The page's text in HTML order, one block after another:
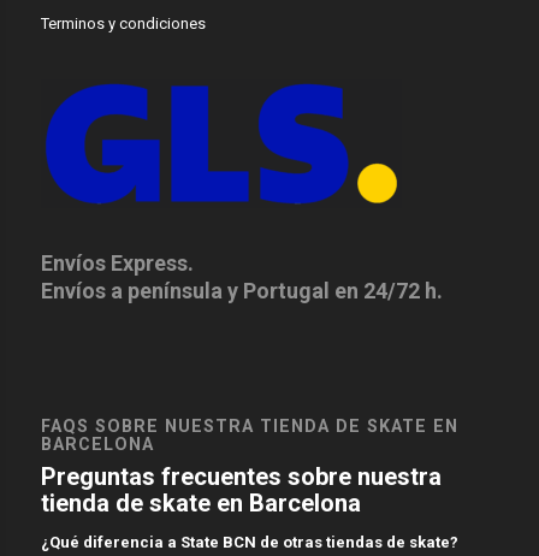
Terminos y condiciones
Envíos Express.
Envíos a península y Portugal en 24/72 h.
FAQS SOBRE NUESTRA TIENDA DE SKATE EN
BARCELONA
Preguntas frecuentes sobre nuestra
tienda de skate en Barcelona
¿Qué diferencia a State BCN de otras tiendas de skate?